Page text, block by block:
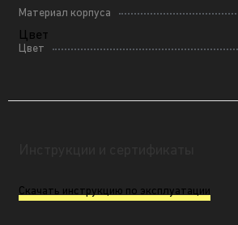
Материал корпуса
Цвет
Цвет
Скачать инструкцию по эксплуатации